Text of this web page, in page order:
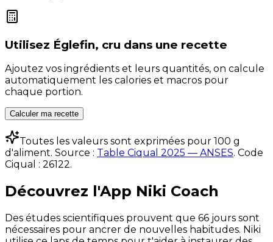
Utilisez Églefin, cru dans une recette
Ajoutez vos ingrédients et leurs quantités, on calcule
automatiquement les calories et macros pour
chaque portion.
Calculer ma recette
Toutes les valeurs sont exprimées pour 100 g
d'aliment. Source : Table Ciqual 2025 — ANSES. Code
Ciqual : 26122.
Découvrez l'App Niki Coach
Des études scientifiques prouvent que 66 jours sont
nécessaires pour ancrer de nouvelles habitudes. Niki